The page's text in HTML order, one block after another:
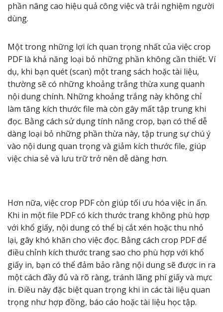
phần nâng cao hiệu quả công việc và trải nghiệm người
dùng.
Một trong những lợi ích quan trọng nhất của việc crop
PDF là khả năng loại bỏ những phần không cần thiết. Ví
dụ, khi bạn quét (scan) một trang sách hoặc tài liệu,
thường sẽ có những khoảng trắng thừa xung quanh
nội dung chính. Những khoảng trắng này không chỉ
làm tăng kích thước file mà còn gây mất tập trung khi
đọc. Bằng cách sử dụng tính năng crop, bạn có thể dễ
dàng loại bỏ những phần thừa này, tập trung sự chú ý
vào nội dung quan trọng và giảm kích thước file, giúp
việc chia sẻ và lưu trữ trở nên dễ dàng hơn.
Hơn nữa, việc crop PDF còn giúp tối ưu hóa việc in ấn.
Khi in một file PDF có kích thước trang không phù hợp
với khổ giấy, nội dung có thể bị cắt xén hoặc thu nhỏ
lại, gây khó khăn cho việc đọc. Bằng cách crop PDF để
điều chỉnh kích thước trang sao cho phù hợp với khổ
giấy in, bạn có thể đảm bảo rằng nội dung sẽ được in ra
một cách đầy đủ và rõ ràng, tránh lãng phí giấy và mực
in. Điều này đặc biệt quan trọng khi in các tài liệu quan
trọng như hợp đồng, báo cáo hoặc tài liệu học tập.